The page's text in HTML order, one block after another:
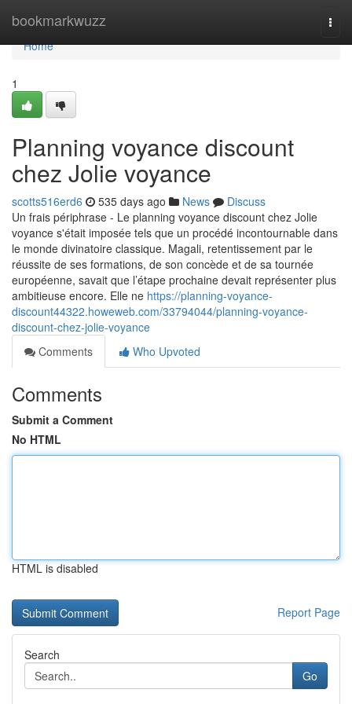
bookmarkwuzz
Home
Home
1
Planning voyance discount
chez Jolie voyance
scotts516erd6 535 days ago News
Discuss
Un frais périphrase - Le planning voyance discount chez Jolie
voyance s'était imposée tels que un procédé incontournable dans
le monde divinatoire classique. Magali, retentissement par le
réussite de ses formations, de son concède et de sa tournée
européenne, savait que l’étape prochaine devait représenter plus
ambitieuse encore. Elle ne https://planning-voyance-
discount44322.howeweb.com/33794044/planning-voyance-
discount-chez-jolie-voyance
Comments
Who Upvoted
Comments
Submit a Comment
No HTML
HTML is disabled
Report Page
Search
Go